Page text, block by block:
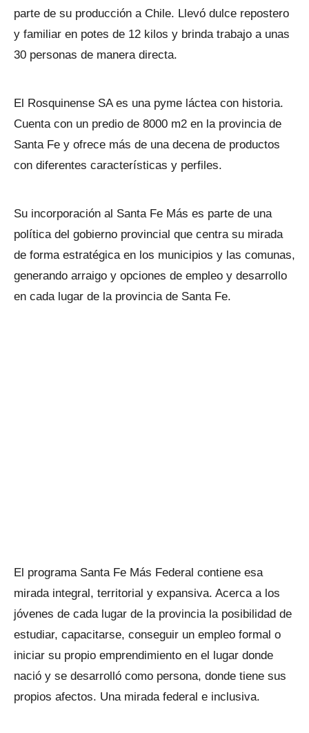
parte de su producción a Chile. Llevó dulce repostero
y familiar en potes de 12 kilos y brinda trabajo a unas
30 personas de manera directa.
El Rosquinense SA es una pyme láctea con historia.
Cuenta con un predio de 8000 m2 en la provincia de
Santa Fe y ofrece más de una decena de productos
con diferentes características y perfiles.
Su incorporación al Santa Fe Más es parte de una
política del gobierno provincial que centra su mirada
de forma estratégica en los municipios y las comunas,
generando arraigo y opciones de empleo y desarrollo
en cada lugar de la provincia de Santa Fe.
El programa Santa Fe Más Federal contiene esa
mirada integral, territorial y expansiva. Acerca a los
jóvenes de cada lugar de la provincia la posibilidad de
estudiar, capacitarse, conseguir un empleo formal o
iniciar su propio emprendimiento en el lugar donde
nació y se desarrolló como persona, donde tiene sus
propios afectos. Una mirada federal e inclusiva.